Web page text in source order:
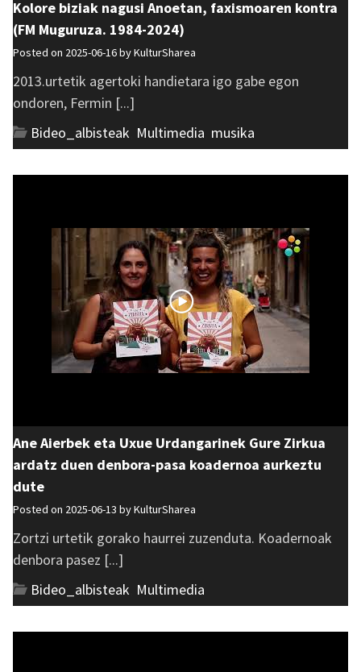
Kolore biziak nagusi Anoetan, faxismoaren kontra
(FM Muguruza. 1984-2024)
Posted on 2025-06-16 byKulturSharea
2013.urtetik agertoki handietara igo gabe egon
ondoren, Fermin [...]
Bideo_albisteak Multimedia musika
Ane Aierbek eta Uxue Urdangarinek Gure Zirkua
ardatz duen denbora-pasa koadernoa aurkeztu
dute
Posted on 2025-06-13 byKulturSharea
Zortzi urtetik gorako haurrei zuzenduta. Koadernoak
denbora pasez [...]
Bideo_albisteak Multimedia